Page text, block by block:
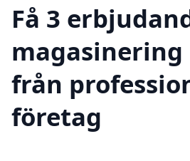
Få 3
från
företag